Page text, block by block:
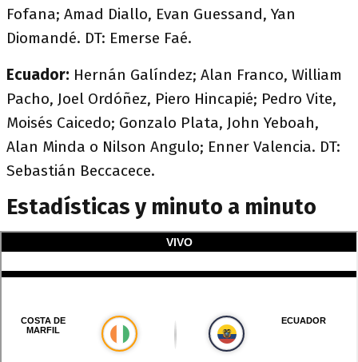
Fofana; Amad Diallo, Evan Guessand, Yan
Diomandé. DT: Emerse Faé.
Ecuador: Hernán Galíndez; Alan Franco, William
Pacho, Joel Ordóñez, Piero Hincapié; Pedro Vite,
Moisés Caicedo; Gonzalo Plata, John Yeboah,
Alan Minda o Nilson Angulo; Enner Valencia. DT:
Sebastián Beccacece.
Estadísticas y minuto a minuto